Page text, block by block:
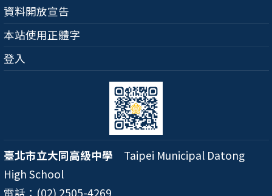
資料開放宣告
本站使用正體字
登入
臺北市立大同高級中學 Taipei Municipal Datong
High School
電話：(02) 2505-4269